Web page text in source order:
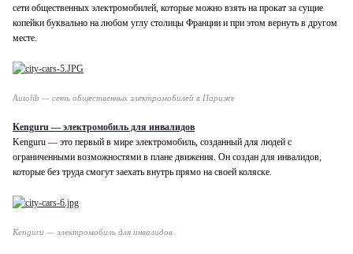
сети общественных электромобилей, которые можно взять на прокат за сущие
копейки буквально на любом углу столицы Франции и при этом вернуть в другом
месте.
Autolib — сеть общественных электромобилей в Париже
Kenguru — электромобиль для инвалидов
Kenguru — это первый в мире электромобиль, созданный для людей с
ограниченными возможностями в плане движения. Он создан для инвалидов,
которые без труда смогут заехать внутрь прямо на своей коляске.
Kenguru — электромобиль для инвалидов